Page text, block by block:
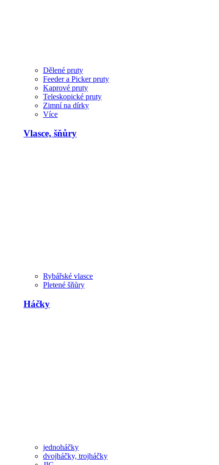
Dělené pruty
Feeder a Picker pruty
Kaprové pruty
Teleskopické pruty
Zimní na dírky
Více
Vlasce, šňůry
Rybářské vlasce
Pletené šňůry
Háčky
jednoháčky
dvojháčky, trojháčky